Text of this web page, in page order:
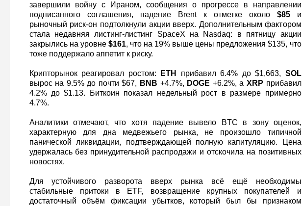
завершили войну с Ираном, сообщения о прогрессе в направлении
подписанного соглашения, падение Brent к отметке около $85и
рыночный риск-он подтолкнули акции вверх. Дополнительным фактором
стала недавняя листинг-листинг SpaceX на Nasdaq: в пятницу акции
закрылись на уровне $161, что на 19% выше цены предложения $135, что
тоже поддержало аппетит к риску.
Крипторынок реагировал ростом: ETH прибавил 6.4% до $1,663, SOL
вырос на 9.5% до почти $67, BNB +4.7%, DOGE +6.2%, а XRP прибавил
4.2% до $1.13. Биткоин показал недельный рост в размере примерно
4.7%.
Аналитики отмечают, что хотя падение вывело BTC в зону оценок,
характерную для дна медвежьего рынка, не произошло типичной
панической ликвидации, подтверждающей полную капитуляцию. Цена
удержалась без принудительной распродажи и отскочила на позитивных
новостях.
Для устойчивого разворота вверх рынка всё ещё необходимы
стабильные притоки в ETF, возвращение крупных покупателей и
достаточный объём фиксации убытков, который был бы признаком